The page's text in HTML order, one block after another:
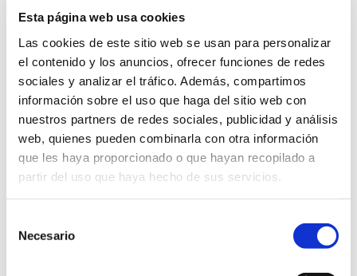
Esta página web usa cookies
Las cookies de este sitio web se usan para personalizar
el contenido y los anuncios, ofrecer funciones de redes
sociales y analizar el tráfico. Además, compartimos
información sobre el uso que haga del sitio web con
nuestros partners de redes sociales, publicidad y análisis
web, quienes pueden combinarla con otra información
que les haya proporcionado o que hayan recopilado a
partir del uso que haya hecho de sus servicios.
Necesario
el siguiente enlace:
https://www.cmaxseguridad.es/.
Al habernos enviado Usted mismo dicho
currículum, entendemos que autoriza a la
inclusión de sus datos en dicho
fichero y a que sean tratados para la
finalidad descrita.
Así mismo, le informamos de que tiene
derecho a conocer la información que
disponemos sobre usted, modificarla,
tratamiento, solicitar su portabilidad. Así
como a retirar el consentimiento para su
tratamiento en cualquier momento. También